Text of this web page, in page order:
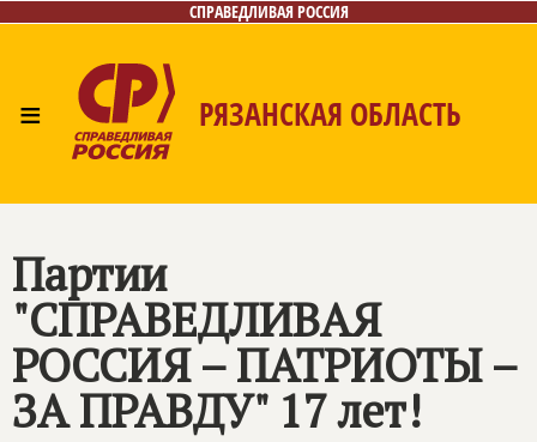
СПРАВЕДЛИВАЯ РОССИЯ
≡ РЯЗАНСКАЯ ОБЛАСТЬ
Партии
"СПРАВЕДЛИВАЯ
РОССИЯ – ПАТРИОТЫ –
ЗА ПРАВДУ" 17 лет!